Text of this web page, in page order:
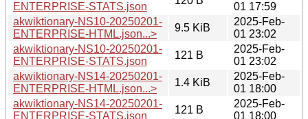
ENTERPRISE-STATS.json
01 17:59
akwiktionary-NS10-20250201-
ENTERPRISE-HTML.json...>
9.5 KiB
2025-Feb-
01 23:02
akwiktionary-NS10-20250201-
ENTERPRISE-STATS.json
121 B
2025-Feb-
01 23:02
akwiktionary-NS14-20250201-
ENTERPRISE-HTML.json...>
1.4 KiB
2025-Feb-
01 18:00
akwiktionary-NS14-20250201-
ENTERPRISE-STATS.json
121 B
2025-Feb-
01 18:00